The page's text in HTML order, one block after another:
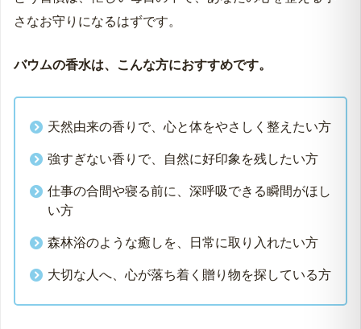
さなお守りになるはずです。
バウムの香水は、こんな方におすすめです。
天然由来の香りで、心と体をやさしく整えたい方
強すぎない香りで、自然に好印象を残したい方
仕事の合間や寝る前に、深呼吸できる瞬間がほし
い方
森林浴のような癒しを、日常に取り入れたい方
大切な人へ、心が落ち着く贈り物を探している方